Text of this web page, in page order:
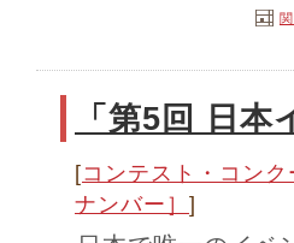
「第5回 日
[コンテスト・コン
ナンバー］ ]